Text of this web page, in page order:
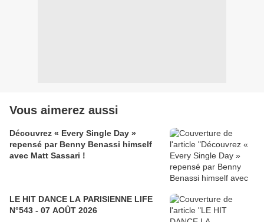
Vous aimerez aussi
Découvrez « Every Single Day »
repensé par Benny Benassi himself
avec Matt Sassari !
LE HIT DANCE LA PARISIENNE LIFE
N°543 - 07 AOÛT 2026